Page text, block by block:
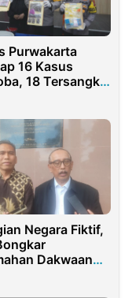
Purwakarta
16 Kasus
18 Tersangka
Negara Fiktif,
Dakwaan